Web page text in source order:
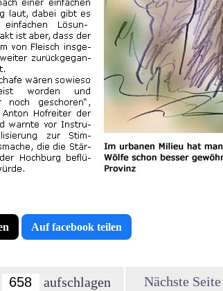
Auf facebook teilen
Nächste Seite